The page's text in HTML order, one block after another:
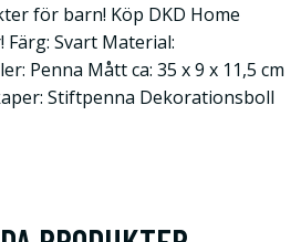
för barn! Köp DKD Home
Svart Material:
Penna Mått ca: 35 x 9 x 11,5 cm
Stiftpenna Dekorationsboll